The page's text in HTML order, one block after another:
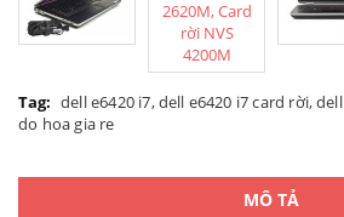
Tag: dell e6420 i7,dell e6420 i7 card rời,
do hoa gia re
MÔ TẢ